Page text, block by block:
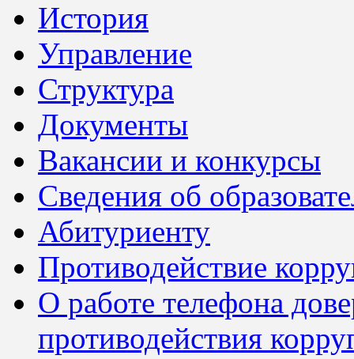
История
Управление
Структура
Документы
Вакансии и конкурсы
Сведения об
Абитуриенту
Противодействие
О работе телефона
противодействия